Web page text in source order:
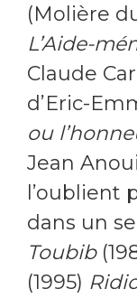
(Molière
L’Aide-
Claude
d’Eric-
ou
Jean
l’oublient
dans un
Toubib
(1995)